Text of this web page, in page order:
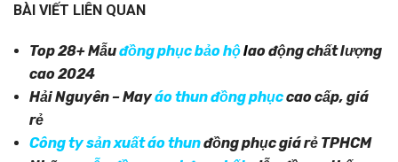
BÀI VIẾT LIÊN QUAN
Top 28+ Mẫuđồng phục bảo hộlao động chất lượng
cao 2024
Hải Nguyên – Mayáo thun đồng phụccao cấp, giá
rẻ
Công ty sản xuất áo thunđồng phục giá rẻ TPHCM